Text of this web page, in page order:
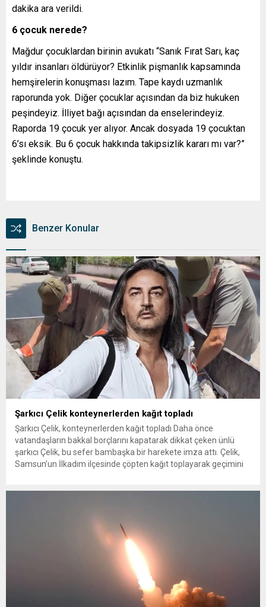
dakika ara verildi.
6 çocuk nerede?
Mağdur çocuklardan birinin avukatı “Sanık Fırat Sarı, kaç
yıldır insanları öldürüyor? Etkinlik pişmanlık kapsamında
hemşirelerin konuşması lazım. Tape kaydı uzmanlık
raporunda yok. Diğer çocuklar açısından da biz hukuken
peşindeyiz. İlliyet bağı açısından da enselerindeyiz.
Raporda 19 çocuk yer alıyor. Ancak dosyada 19 çocuktan
6’sı eksik. Bu 6 çocuk hakkında takipsizlik kararı mı var?”
şeklinde konuştu.
Benzer Konular
Şarkıcı Çelik konteynerlerden kağıt topladı
Şarkıcı Çelik, konteynerlerden kağıt topladı Daha önce
vatandaşların bakkal borçlarını kapatarak dikkat çeken ünlü
şarkıcı Çelik, bu sefer bambaşka bir harekete imza attı. Çelik,
Samsun’un İlkadım ilçesinde çöpten kağıt toplayarak geçimini